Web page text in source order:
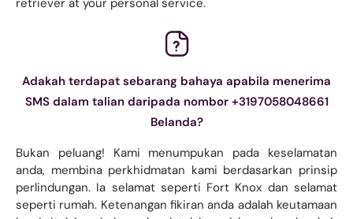
Adakah terdapat sebarang bahaya apabila menerima
SMS dalam talian daripada nombor +3197058048661
Belanda?
Bukan peluang! Kami menumpukan pada keselamatan
anda, membina perkhidmatan kami berdasarkan prinsip
perlindungan. Ia selamat seperti Fort Knox dan selamat
seperti rumah. Ketenangan fikiran anda adalah keutamaan